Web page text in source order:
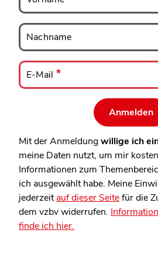
Nachname
Nachname
E-
Mail
E-Mail
Mit der Anmeldungwillige ich
meine Daten nutzt, um mir
Informationen zum
ich ausgewählt habe. Meine
jederzeitauf dieser Seitefür die
dem vzbv widerrufen.
finde ich hier.